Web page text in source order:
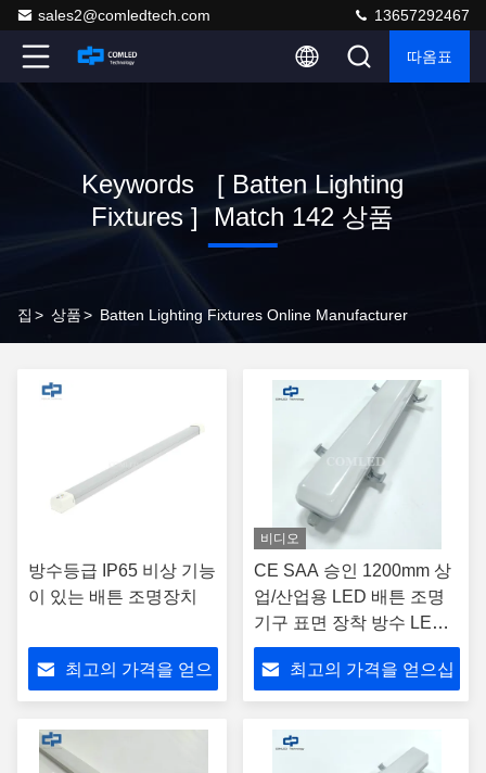
sales2@comledtech.com 13657292467
따옴표
Keywords [ Batten Lighting
Fixtures ] Match 142 상품
집 > 상품> Batten Lighting Fixtures Online Manufacturer
방수등급 IP65 비상 기능
이 있는 배튼 조명장치
최고의 가격을 얻으
비디오
CE SAA 승인 1200mm 상
업/산업용 LED 배튼 조명
기구 표면 장착 방수 LED
조명기구 비상 배터리 방폭
LED 조명
최고의 가격을 얻으십